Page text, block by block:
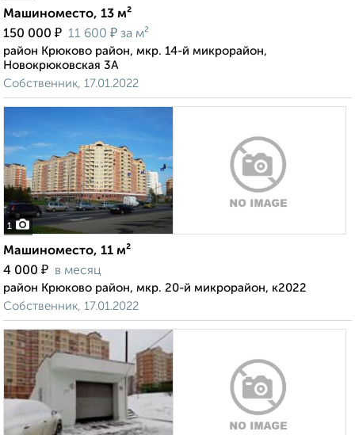
Машиноместо, 13 м²
150 000 ₽ 11 600 ₽ за м²
район Крюково район, мкр. 14-й микрорайон,
Новокрюковская 3А
Собственник, 17.01.2022
1
Машиноместо, 11 м²
4 000 ₽ в месяц
район Крюково район, мкр. 20-й микрорайон, к2022
Собственник, 17.01.2022